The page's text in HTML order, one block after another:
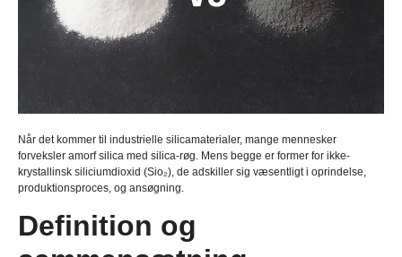
Når det kommer til industrielle silicamaterialer, mange mennesker
forveksler amorf silica med silica-røg. Mens begge er former for ikke-
krystallinsk siliciumdioxid (Sio₂), de adskiller sig væsentligt i oprindelse,
produktionsproces, og ansøgning.
Definition og